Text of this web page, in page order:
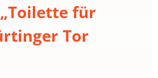
für
Tor